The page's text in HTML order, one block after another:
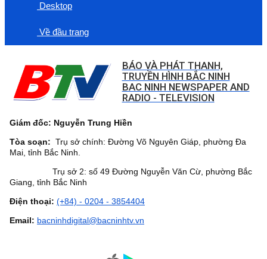
Desktop
Về đầu trang
BÁO VÀ PHÁT THANH,
TRUYỀN HÌNH BẮC NINH
BAC NINH NEWSPAPER AND
RADIO - TELEVISION
Giám đốc: Nguyễn Trung Hiền
Tòa soạn: Trụ sở chính: Đường Võ Nguyên Giáp, phường Đa
Mai, tỉnh Bắc Ninh.
Trụ sở 2: số 49 Đường Nguyễn Văn Cừ, phường Bắc
Giang, tỉnh Bắc Ninh
Điện thoại: (+84) - 0204 - 3854404
Email: bacninhdigital@bacninhtv.vn